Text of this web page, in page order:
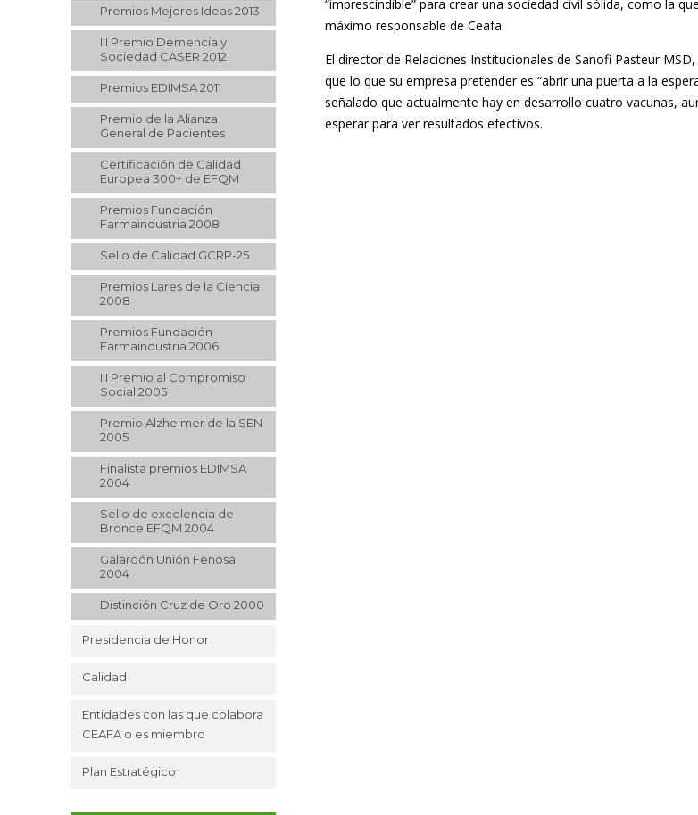
Premios Mejores Ideas 2013
III Premio Demencia y
Sociedad CASER 2012
Premios EDIMSA 2011
Premio de la Alianza
General de Pacientes
Certificación de Calidad
Europea 300+ de EFQM
Premios Fundación
Farmaindustria 2008
Sello de Calidad GCRP-25
Premios Lares de la Ciencia
2008
Premios Fundación
Farmaindustria 2006
III Premio al Compromiso
Social 2005
Premio Alzheimer de la SEN
2005
Finalista premios EDIMSA
2004
Sello de excelencia de
Bronce EFQM 2004
Galardón Unión Fenosa
2004
Distinción Cruz de Oro 2000
Presidencia de Honor
Calidad
Entidades con las que colabora
CEAFA o es miembro
Plan Estratégico
“imprescindible” para crear una sociedad civil sólida, como la
máximo responsable de Ceafa.
El director de Relaciones Institucionales de Sanofi Pasteur
que lo que su empresa pretender es “abrir una puerta a la
señalado que actualmente hay en desarrollo cuatro vacunas,
esperar para ver resultados efectivos.